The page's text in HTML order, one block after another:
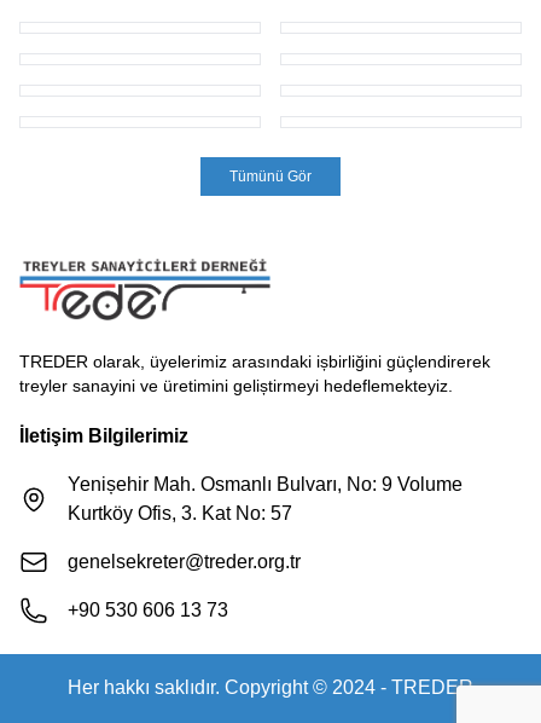
Tümünü Gör
TREDER olarak, üyelerimiz arasındaki ișbirliğini güçlendirerek
treyler sanayini ve üretimini geliștirmeyi hedeflemekteyiz.
İletişim Bilgilerimiz
Yenișehir Mah. Osmanlı Bulvarı, No: 9 Volume
Kurtköy Ofis, 3. Kat No: 57
genelsekreter@treder.org.tr
+90 530 606 13 73
Her hakkı saklıdır. Copyright © 2024 - TREDER